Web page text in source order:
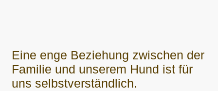
Eine enge Beziehung zwischen der
Familie und unserem Hund ist für
uns selbstverständlich.